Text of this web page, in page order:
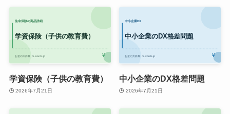
学資保険（子供の教育費）
2026年7月21日
中小企業のDX格差問題
2026年7月21日